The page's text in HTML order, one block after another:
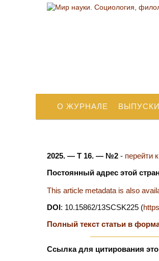
О ЖУРНАЛЕ ВЫПУСКИ
2025. — Т 16. — №2 - перейти
Постоянный адрес этой
This article metadata is also
DOI: 10.15862/13SCSK225 (
Полный текст статьи в
Ссылка для цитирования